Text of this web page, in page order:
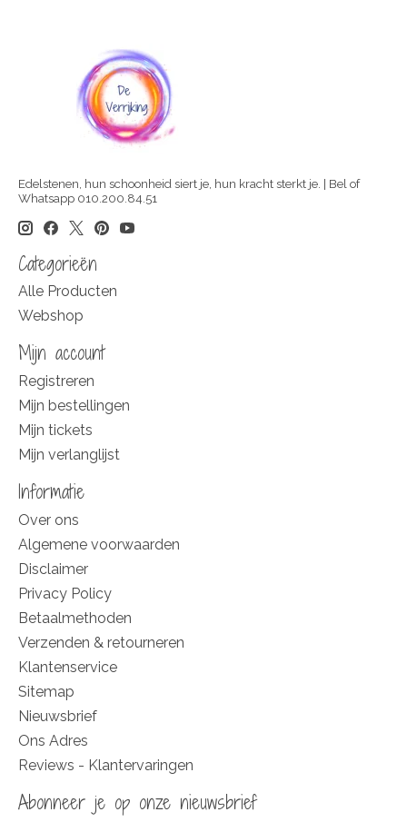
Edelstenen, hun schoonheid siert je, hun kracht sterkt je. | Bel of
Whatsapp 010.200.84.51
Categorieën
Alle Producten
Webshop
Mijn account
Registreren
Mijn bestellingen
Mijn tickets
Mijn verlanglijst
Informatie
Over ons
Algemene voorwaarden
Disclaimer
Privacy Policy
Betaalmethoden
Verzenden & retourneren
Klantenservice
Sitemap
Nieuwsbrief
Ons Adres
Reviews - Klantervaringen
Abonneer je op onze nieuwsbrief